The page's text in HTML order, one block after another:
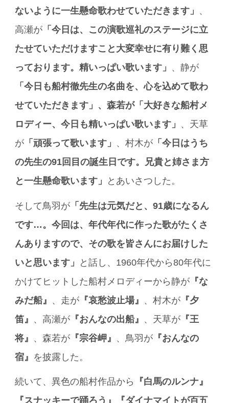
ないように一生懸命歌わせていただきます」 、
高瀬が 「今日は、この演歌巡礼のステージに立
たせていただけますこと大変幸せに有り難く思
っております。精いっぱい歌います」 、静が
「今日も船村徹先生の名曲を、心を込めて歌わ
せていただきます」、森若が「大好きな船村メ
ロディー、今日も精いっぱい歌います」 、天草
が 「頑張って歌います」 、村木が 「今日はうち
の先生の91回目の誕生日です。兄貴と姉さま方
と一生懸命歌います」
とあいさつした。
そして鳥羽が 「先生は元気だと、91歳になるん
です…。今回は、年代年代に作った歌がたくさ
んありますので、その歌を皆さんにお届けした
いと思います」
と話し、1960年代から80年代に
かけてヒットした船村メロディーから静が 『な
みだ船』 、走が 『哀愁波止場』 、村木が 『夕
笛』 、高瀬が 『おんなの出船』 、天草が 『王
将』 、森若が 『宗谷岬』 、鳥羽が 『おんなの
宿』 を披露した。
続いて、異色の船村作品から
『白馬のルンナ』
『スナッキーで踊ろう』『ダイナマイトが百五